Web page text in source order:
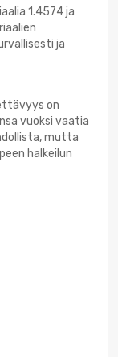
1.4574 ja
ja
on
vuoksi vaatia
mutta
halkeilun